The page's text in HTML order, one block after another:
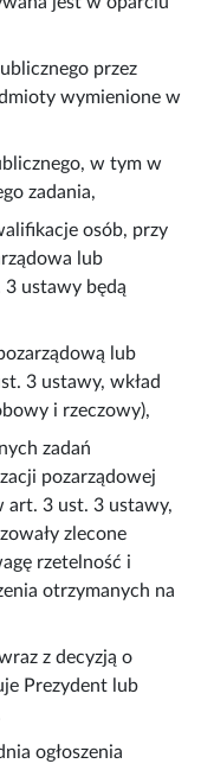
przez
wymienione w
w tym w
zadania,
osób, przy
lub
ustawy będą
lub
3 ustawy, wkład
i rzeczowy),
zadań
pozarządowej
art. 3 ust. 3 ustawy,
zlecone
rzetelność i
otrzymanych na
z decyzją o
Prezydent lub
ogłoszenia